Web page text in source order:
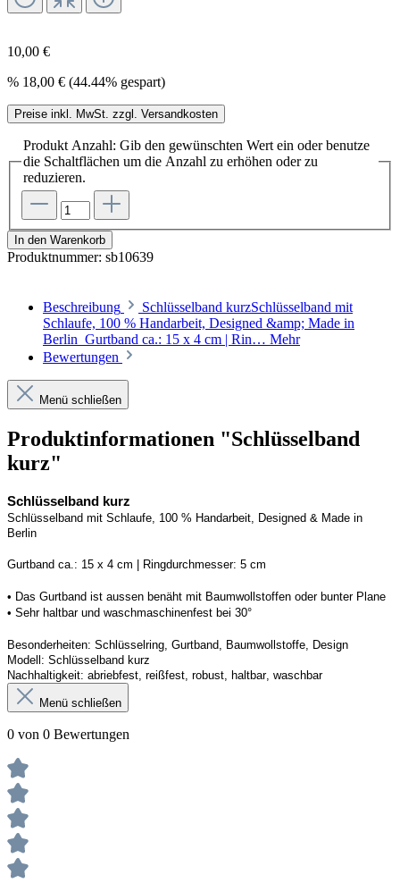
10,00 €
% 18,00 € (44.44% gespart)
Preise inkl. MwSt. zzgl. Versandkosten
Produkt Anzahl: Gib den gewünschten Wert ein oder benutze
die Schaltflächen um die Anzahl zu erhöhen oder zu
reduzieren.
In den Warenkorb
Produktnummer: sb10639
Beschreibung
Schlüsselband kurzSchlüsselband mit
Schlaufe, 100 % Handarbeit, Designed &amp; Made in
Berlin Gurtband ca.: 15 x 4 cm | Rin… Mehr
Bewertungen
Menü schließen
Produktinformationen "Schlüsselband
kurz"
Schlüsselband kurz
Schlüsselband mit Schlaufe, 100 % Handarbeit, Designed & Made in
Berlin
Gurtband ca.: 15 x 4 cm | Ringdurchmesser: 5 cm
• Das Gurtband ist aussen benäht mit Baumwollstoffen oder bunter Plane
• Sehr haltbar und waschmaschinenfest bei 30°
Besonderheiten: Schlüsselring, Gurtband, Baumwollstoffe, Design
Modell: Schlüsselband kurz
Nachhaltigkeit: abriebfest, reißfest, robust, haltbar, waschbar
Menü schließen
0 von 0 Bewertungen